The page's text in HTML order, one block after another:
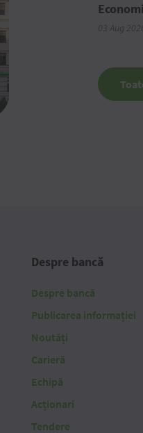
03 Aug
Despre bancă
Despre bancă
Publicarea informației
Noutăți
Carieră
Echipă
Acționari
Tendere